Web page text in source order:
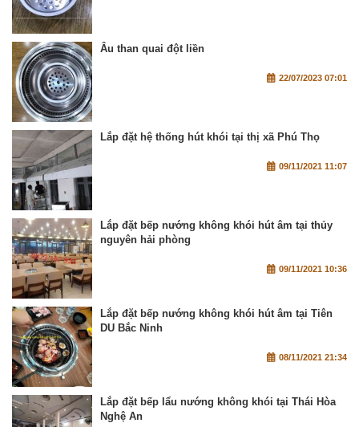
Âu than quai đột liền
22/07/2023 07:01
Lắp đặt hệ thống hút khói tại thị xã Phú Thọ
09/11/2021 11:07
Lắp đặt bếp nướng không khói hút âm tại thủy
nguyên hải phòng
09/11/2021 10:36
Lắp đặt bếp nướng không khói hút âm tại Tiên
DU Bắc Ninh
08/11/2021 21:34
Lắp đặt bếp lẩu nướng không khói tại Thái Hòa
Nghệ An